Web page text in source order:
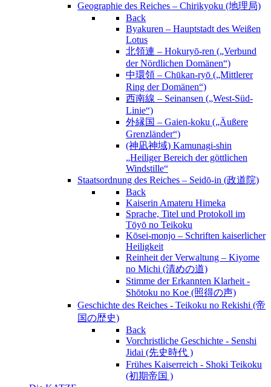
Geographie des Reiches – Chirikyoku (地理局)
Back
Byakuren – Hauptstadt des Weißen
Lotus
北領連 – Hokuryō-ren („Verbund
der Nördlichen Domänen“)
中環領 – Chūkan-ryō („Mittlerer
Ring der Domänen“)
西南線 – Seinansen („West-Süd-
Linie“)
外縁国 – Gaien-koku („Äußere
Grenzländer“)
(神凪神域) Kamunagi-shin
„Heiliger Bereich der göttlichen
Windstille“
Staatsordnung des Reiches – Seidō-in (政道院)
Back
Kaiserin Amateru Himeka
Sprache, Titel und Protokoll im
Tōyō no Teikoku
Kōsei-monjo – Schriften kaiserlicher
Heiligkeit
Reinheit der Verwaltung – Kiyome
no Michi (清めの道)
Stimme der Erkannten Klarheit -
Shōtoku no Koe (照得の声)
Geschichte des Reiches - Teikoku no Rekishi (帝
国の歴史)
Back
Vorchristliche Geschichte - Senshi
Jidai (先史時代 )
Frühes Kaiserreich - Shoki Teikoku
(初期帝国 )